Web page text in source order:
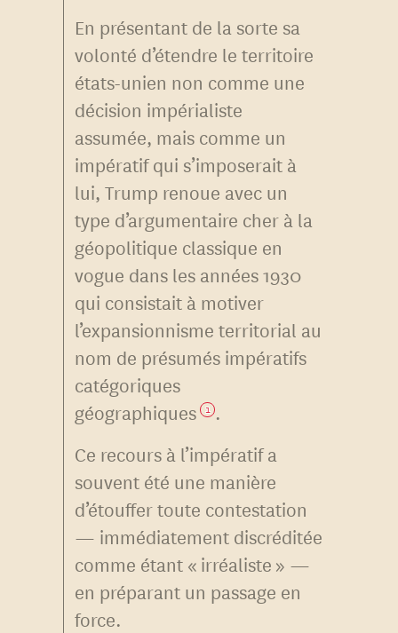
En présentant de la sorte sa
volonté d’étendre le territoire
états-unien non comme une
décision impérialiste
assumée, mais comme un
impératif qui s’imposerait à
lui, Trump renoue avec un
type d’argumentaire cher à la
géopolitique classique en
vogue dans les années 1930
qui consistait à motiver
l’expansionnisme territorial au
nom de présumés impératifs
catégoriques
géographiques 1 .
Ce recours à l’impératif a
souvent été une manière
d’étouffer toute contestation
— immédiatement discréditée
comme étant « irréaliste » —
en préparant un passage en
force.